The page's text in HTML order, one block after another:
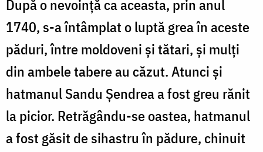
După o nevoinţă ca aceasta, prin anul
1740, s-a întâmplat o luptă grea în aceste
păduri, între moldoveni şi tătari, şi mulţi
din ambele tabere au căzut. Atunci şi
hatmanul Sandu Şendrea a fost greu rănit
la picior. Retrăgându-se oastea, hatmanul
a fost găsit de sihastru în pădure, chinuit